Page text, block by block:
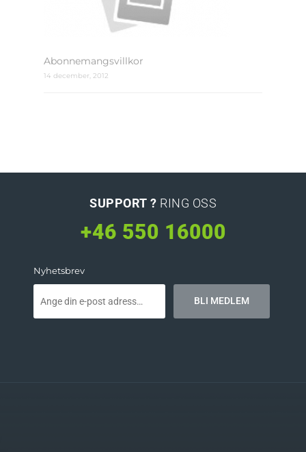
Abonnemangsvillkor
14 december, 2012
SUPPORT ? RING OSS
+46 550 16000
Nyhetsbrev